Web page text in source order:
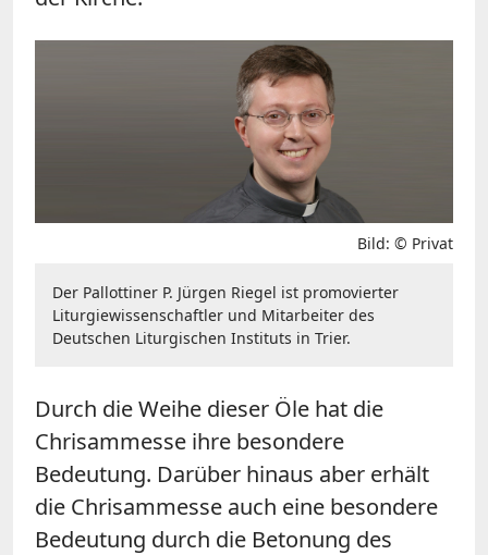
Bild: © Privat
Der Pallottiner P. Jürgen Riegel ist promovierter
Liturgiewissenschaftler und Mitarbeiter des
Deutschen Liturgischen Instituts in Trier.
Durch die Weihe dieser Öle hat die
Chrisammesse ihre besondere
Bedeutung. Darüber hinaus aber erhält
die Chrisammesse auch eine besondere
Bedeutung durch die Betonung des